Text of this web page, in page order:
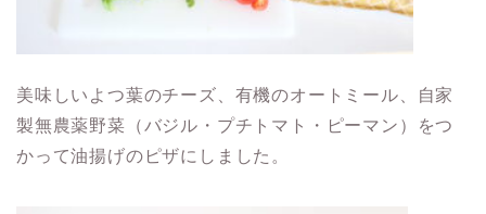
美味しいよつ葉のチーズ、有機のオートミール、自家
製無農薬野菜（バジル・プチトマト・ピーマン）をつ
かって油揚げのピザにしました。